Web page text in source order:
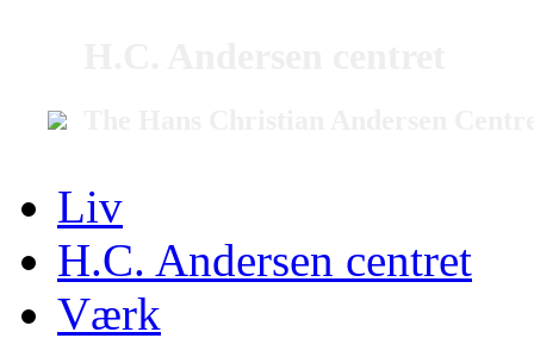
Liv
H.C. Andersen centret
Værk